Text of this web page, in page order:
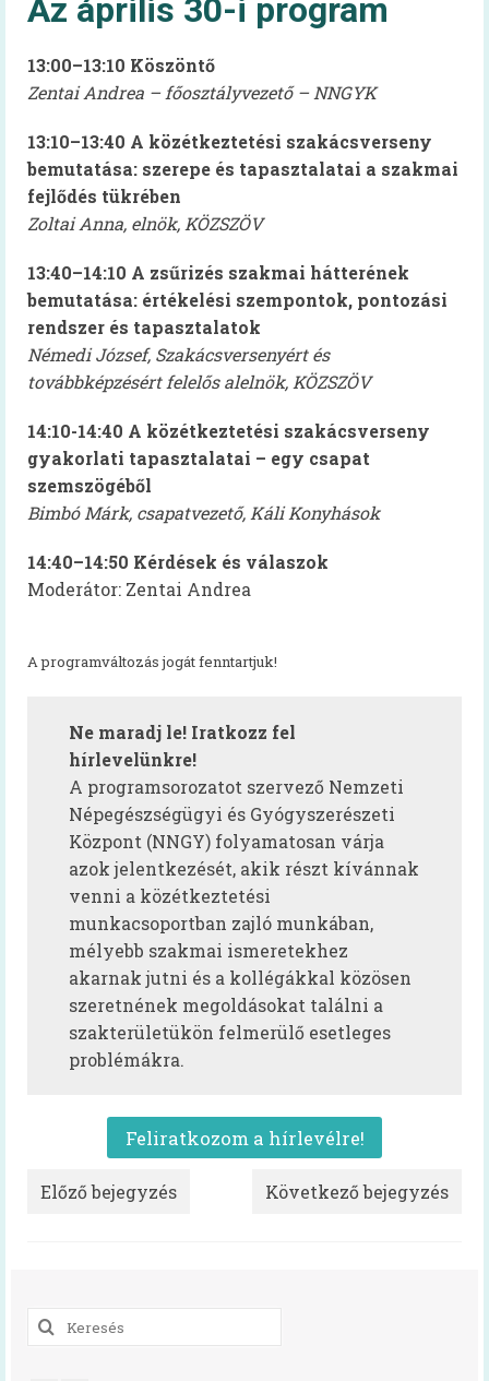
Gyakran ismételt kérdések
pontok
Diétás étkeztetés
Élelmezésvezetői továbbképzés
Közétkeztetési felmérések
Iskolai táplálkozás-egészségügyi
környezetfelmérés
Óvodai táplálkozás-egészségügyi
Videók
Mindent a menzáról videók
Reform Menza videók
Tálcán kínált egészség
Egészséges táplálkozást ösztönző iskola
Pályázatok
Keressük Magyarország legkedveltebb
közétkeztetésben dolgozó szakembereit
Keressük 2018 legjobb diétás
közétkeztetőjét
Irma néni Magyarország legkedvesebb
konyhás nénije
Az egészséges is lehet finom!
menzaétele
Oktatás
Az április 30-i program
13:00–13:10 Köszöntő
Zentai Andrea – főosztályvezető – NNGYK
13:10–13:40 A közétkeztetési szakácsverseny
bemutatása: szerepe és tapasztalatai a szakmai
fejlődés tükrében
Zoltai Anna, elnök, KÖZSZÖV
13:40–14:10 A zsűrizés szakmai hátterének
bemutatása: értékelési szempontok, pontozási
rendszer és tapasztalatok
Némedi József, Szakácsversenyért és
továbbképzésért felelős alelnök, KÖZSZÖV
14:10-14:40 A közétkeztetési szakácsverseny
gyakorlati tapasztalatai – egy csapat
szemszögéből
Bimbó Márk, csapatvezető, Káli Konyhások
14:40–14:50 Kérdések és válaszok
Moderátor: Zentai Andrea
A programváltozás jogát fenntartjuk!
Ne maradj le! Iratkozz fel
hírlevelünkre!
A programsorozatot szervező Nemzeti
Népegészségügyi és Gyógyszerészeti
Központ (NNGY) folyamatosan várja
azok jelentkezését, akik részt kívánnak
venni a közétkeztetési
munkacsoportban zajló munkában,
mélyebb szakmai ismeretekhez
akarnak jutni és a kollégákkal közösen
szeretnének megoldásokat találni a
szakterületükön felmerülő esetleges
problémákra.
Feliratkozom a hírlevélre!
Előző bejegyzés Következő bejegyzés
Keresés
a